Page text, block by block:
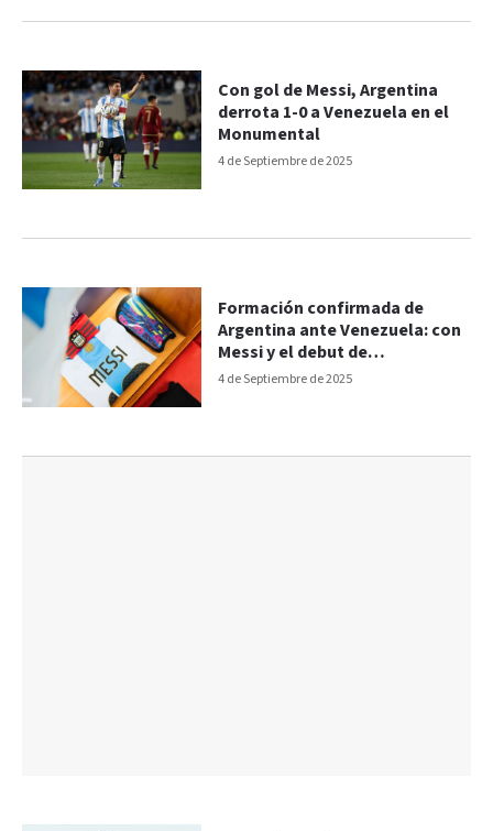
4 de Septiembre de 2025
Con gol de Messi, Argentina
derrota 1-0 a Venezuela en el
Monumental
4 de Septiembre de 2025
Formación confirmada de
Argentina ante Venezuela: con
Messi y el debut de
Mastantuono